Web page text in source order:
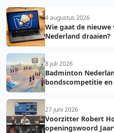
4 augustus 2026
Wie gaat de
Nederland draaien?
8 juli 2026
Badminton
bondscompetitie
27 juni 2026
Voorzitter Robert
openingswoord